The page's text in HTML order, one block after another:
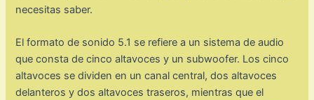
necesitas saber.
El formato de sonido 5.1 se refiere a un sistema de audio
que consta de cinco altavoces y un subwoofer. Los cinco
altavoces se dividen en un canal central, dos altavoces
delanteros y dos altavoces traseros, mientras que el